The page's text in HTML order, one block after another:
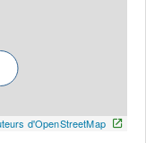
d'OpenStreetMap